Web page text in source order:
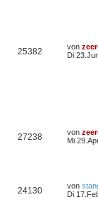
25382 von
Di
27238 von
Mi
24130 von
Di